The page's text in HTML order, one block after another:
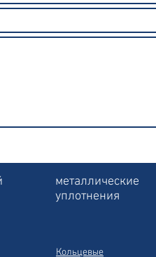
металлические
уплотнения
Кольцевые